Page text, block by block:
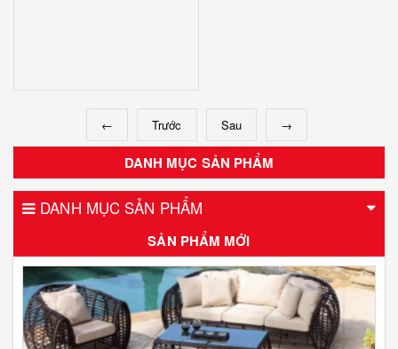
← Trước Sau →
DANH MỤC SẢN PHẨM
DANH MỤC SẢN PHẨM
SẢN PHẨM MỚI